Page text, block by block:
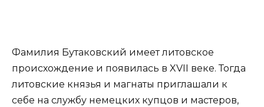
Фамилия Бутаковский имеет литовское
происхождение и появилась в XVII веке. Тогда
литовские князья и магнаты приглашали к
себе на службу немецких купцов и мастеров,